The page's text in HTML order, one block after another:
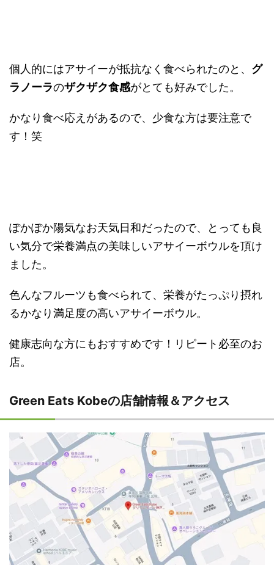
個人的にはアサイーが抵抗なく食べられたのと、 グ
ラノーラのザクザク食感がとても好みでした。
かなり食べ応えがあるので、少食な方は要注意で
す！笑
ぽかぽか陽気なお天気日和だったので、とっても良
い気分で栄養満点の美味しいアサイーボウルを頂け
ました。
色んなフルーツも食べられて、栄養がたっぷり摂れ
るかなり満足度の高いアサイーボウル。
健康志向な方にもおすすめです！リピート必至のお
店。
Green Eats Kobeの店舗情報＆アクセス